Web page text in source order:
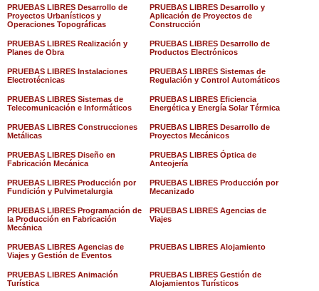
PRUEBAS LIBRES Desarrollo de
Proyectos Urbanísticos y
Operaciones Topográficas
PRUEBAS LIBRES Desarrollo y
Aplicación de Proyectos de
Construcción
PRUEBAS LIBRES Realización y
Planes de Obra
PRUEBAS LIBRES Desarrollo de
Productos Electrónicos
PRUEBAS LIBRES Instalaciones
Electrotécnicas
PRUEBAS LIBRES Sistemas de
Regulación y Control Automáticos
PRUEBAS LIBRES Sistemas de
Telecomunicación e Informáticos
PRUEBAS LIBRES Eficiencia
Energética y Energía Solar Térmica
PRUEBAS LIBRES Construcciones
Metálicas
PRUEBAS LIBRES Desarrollo de
Proyectos Mecánicos
PRUEBAS LIBRES Diseño en
Fabricación Mecánica
PRUEBAS LIBRES Óptica de
Anteojería
PRUEBAS LIBRES Producción por
Fundición y Pulvimetalurgia
PRUEBAS LIBRES Producción por
Mecanizado
PRUEBAS LIBRES Programación de
la Producción en Fabricación
Mecánica
PRUEBAS LIBRES Agencias de
Viajes
PRUEBAS LIBRES Agencias de
Viajes y Gestión de Eventos
PRUEBAS LIBRES Alojamiento
PRUEBAS LIBRES Animación
Turística
PRUEBAS LIBRES Gestión de
Alojamientos Turísticos